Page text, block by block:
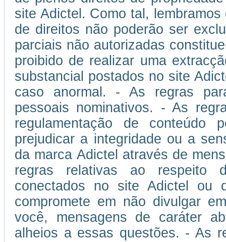
site Adictel. Como tal,
de direitos não poderão ser
parciais não autorizadas
proibido de realizar uma
substancial postados no site
caso anormal. - As regras
pessoais nominativos. - As
regulamentação de conteúdo
prejudicar a integridade ou a
da marca Adictel através de
regras relativas ao respeito
conectados no site Adictel ou
compromete em não divulgar
você, mensagens de caráter
alheios a essas questões. - As